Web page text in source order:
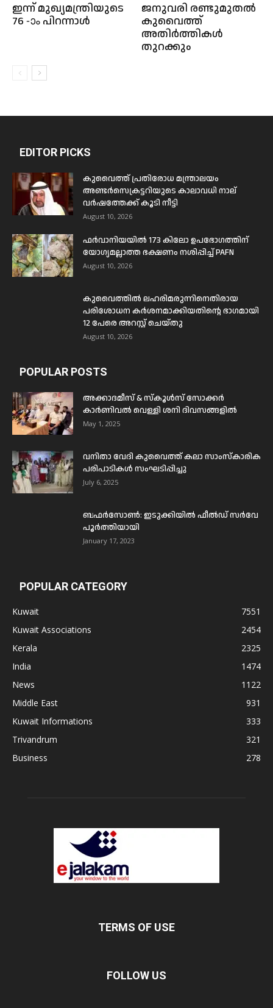
ഇന്ന് മുഖ്യമന്ത്രിയുടെ
76 -ാം പിറന്നാൾ
ജനുവരി രണ്ടുമുതൽ
കുവൈത്ത്
അതിർത്തികൾ
തുറക്കും
EDITOR PICKS
കുവൈത്ത് പ്രതിരോധ മന്ത്രാലയം
അണ്ടർസെക്രട്ടറിയുടെ കാലാവധി നാല്
വർഷത്തേക്ക് കൂടി നീട്ടി
August 10, 2026
ഫർവാനിയയിൽ 173 കിലോ ഉപഭോഗത്തിന്
യോഗ്യമല്ലാത്ത ഭക്ഷണം നശിപ്പിച്ച് PAFN
August 10, 2026
കുവൈത്തിൽ ലഹരിമരുന്നിനെതിരായ
പരിശോധന കർശനമാക്കിയതിന്റെ ഭാഗമായി
12 പേരെ അറസ്റ്റ് ചെയ്തു
August 10, 2026
POPULAR POSTS
അക്കാദമീസ് & സ്കൂൾസ് സോക്കർ
കാർണിവൽ വെള്ളി ശനി ദിവസങ്ങളിൽ
May 1, 2025
വനിതാ വേദി കുവൈത്ത് കലാ സാംസ്കാരിക
പരിപാടികൾ സംഘടിപ്പിച്ചു
July 6, 2025
ബഫര്‍സോണ്‍: ഇടുക്കിയില്‍ ഫീല്‍ഡ് സര്‍വേ
പൂര്‍ത്തിയായി
January 17, 2023
POPULAR CATEGORY
Kuwait
7551
Kuwait Associations
2454
Kerala
2325
India
1474
News
1122
Middle East
931
Kuwait Informations
333
Trivandrum
321
Business
278
TERMS OF USE
FOLLOW US